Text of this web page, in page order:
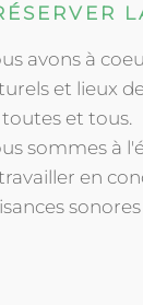
avons à
et lieux
toutes et tous.
sommes à
en